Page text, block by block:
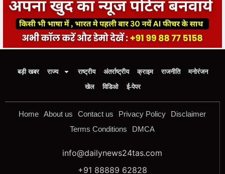
बड़ी खबर राज्य राष्ट्रीय अंतर्राष्ट्रीय क्राइम राजनीति
मनोरंजन
खेल
विडिओ ई-पेपर
Home About us Contact us Privacy Policy
Disclaimer
Terms Conditions
DMCA
info@dailynews24tas.com
+91 88889 62828